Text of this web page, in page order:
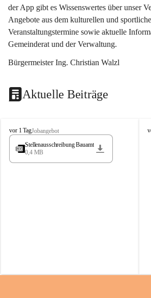
der App gibt es Wissenswertes über unser
Angebote aus dem kulturellen und
Veranstaltungstermine sowie aktuelle
Gemeinderat und der Verwaltung.
Bürgermeister Ing. Christian Walzl
Aktuelle Beiträge
S
t
s
vor 1 TagJobangebot
Stellenausschreibung Bauamt
0,4 MB